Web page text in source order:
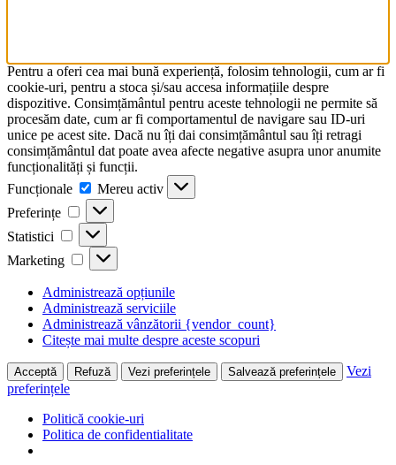
Pentru a oferi cea mai bună experiență, folosim tehnologii, cum ar fi
cookie-uri, pentru a stoca și/sau accesa informațiile despre
dispozitive. Consimțământul pentru aceste tehnologii ne permite să
procesăm date, cum ar fi comportamentul de navigare sau ID-uri
unice pe acest site. Dacă nu îți dai consimțământul sau îți retragi
consimțământul dat poate avea afecte negative asupra unor anumite
funcționalități și funcții.
Funcționale
Funcționale
Mereu activ
Preferințe
Preferințe
Statistici Statistici
Marketing Marketing
Administrează opțiunile
Administrează serviciile
Administrează vânzătorii {vendor_count}
Citește mai multe despre aceste scopuri
Acceptă Refuză Vezi preferințele Salvează preferințele
Vezi
preferințele
Politică cookie-uri
Politica de confidentialitate